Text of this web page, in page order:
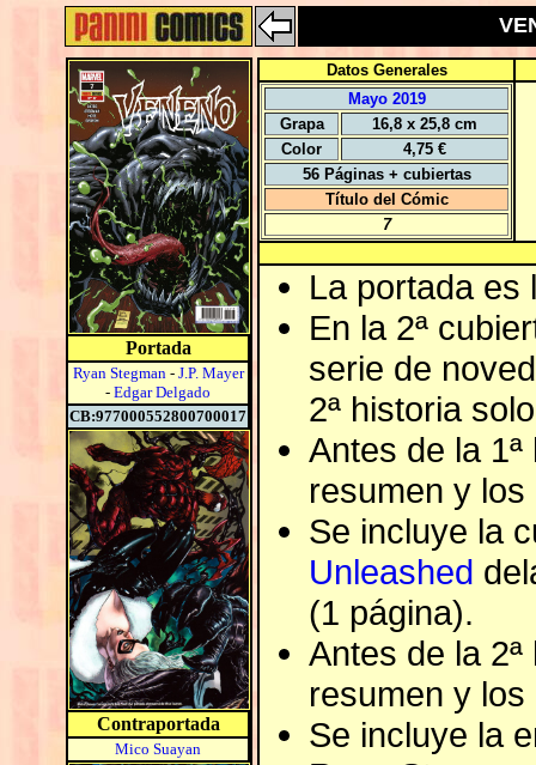
Portada
Ryan Stegman- J.P. Mayer
- Edgar Delgado
CB:977000552800700017
Contraportada
Mico Suayan
Datos Generales
Mayo 2019
Grapa
16,8 x 25,8 cm
Color
4,75 €
56 Páginas + cubiertas
Título del Cómic
7
La portada
En la 2ª
serie de
2ª historia
Antes de la
resumen y
Se incluye la
Unleashed
(1 página).
Antes de la
resumen y
Se incluye la